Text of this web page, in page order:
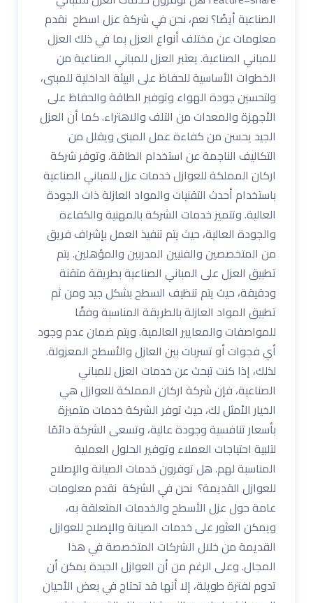
الصناعية أيضًا؟ نعم، نحن في شركة عزل اسطح نقدم
معلومات عن مختلف أنواع العزل بما في ذلك العزل
للمباني الصناعية. يعتبر العزل للمباني الصناعية من
الخطوات الأساسية للحفاظ على البيئة الداخلية للمبنى،
ولتحسين جودة الهواء وتوفير الطاقة والحفاظ على
الأجهزة والمعدات من التلف والاهتراء. كما أن العزل
الجيد يحسن من كفاءة عمل المبنى ويقلل من
التكاليف الناجمة عن استخدام الطاقة. وتوفر شركة
اركان المملكة للعوازل خدمات عزل للمباني الصناعية
باستخدام أحدث التقنيات والمواد العازلة ذات الجودة
العالية. وتتميز خدمات الشركة بالمهنية والكفاءة
والجودة العالية، حيث يتم تنفيذ العمل بإشراف فريق
من المتخصصين والفنيين المدربين والمؤهلين. يتم
تطبيق العزل على المباني الصناعية بطريقة متقنة
ودقيقة، حيث يتم تنظيف السطح بشكل جيد ومن ثم
تطبيق المواد العازلة بالطريقة المناسبة وفقًا
للمواصفات والمعايير العالمية. ويتم ضمان عدم وجود
أي فجوات أو تسربات بين العازل والأسطح المعزولة.
لذلك، إذا كنت تبحث عن خدمات العزل للمباني
الصناعية، فإن شركة اركان المملكة للعوازل هي
الخيار الأمثل لك، حيث توفر الشركة خدمات متميزة
بأسعار تنافسية وجودة عالية، وتسعى الشركة دائمًا
لتلبية احتياجات العملاء وتوفير الحلول العملية
المناسبة لهم. هل توفرون خدمات الصيانة والإصلاح
للعوازل القديمة؟ نحن في الشركة نقدم معلومات
عامة حول عزل الأسطح والخدمات المتعلقة به،
ويمكن العثور على خدمات الصيانة والإصلاح للعوازل
القديمة من خلال الشركات المتخصصة في هذا
المجال. وعلى الرغم من أن العوازل الجيدة يمكن أن
تدوم لفترة طويلة، إلا أنها قد تحتاج في بعض الأحيان